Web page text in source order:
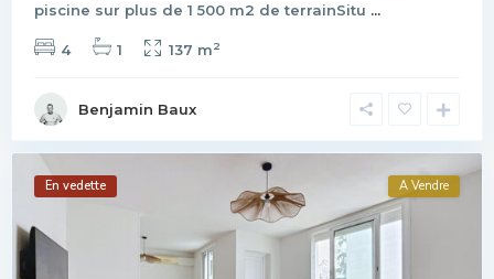
piscine sur plus de 1 500 m2 de terrainSitu ...
4 1 137 m2
Benjamin Baux
En vedette A Vendre